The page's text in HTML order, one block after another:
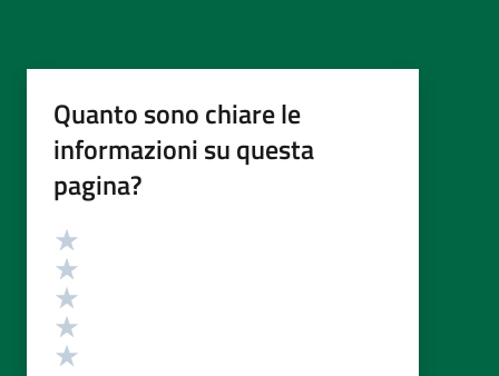
Quanto sono chiare le
informazioni su questa
pagina?
Valutazione